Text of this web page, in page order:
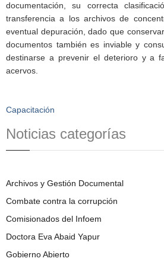
documentación, su correcta
transferencia a los archivos de
eventual depuración, dado que
documentos también es inviable y
destinarse a prevenir el deterioro y a
acervos.
Capacitación
Noticias categorías
Archivos y Gestión Documental
Combate contra la corrupción
Comisionados del Infoem
Doctora Eva Abaid Yapur
Gobierno Abierto